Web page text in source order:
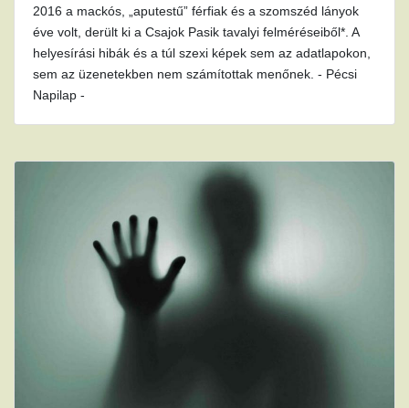
2016 a mackós, „aputestű” férfiak és a szomszéd lányok
éve volt, derült ki a Csajok Pasik tavalyi felméréseiből*. A
helyesírási hibák és a túl szexi képek sem az adatlapokon,
sem az üzenetekben nem számítottak menőnek. - Pécsi
Napilap -